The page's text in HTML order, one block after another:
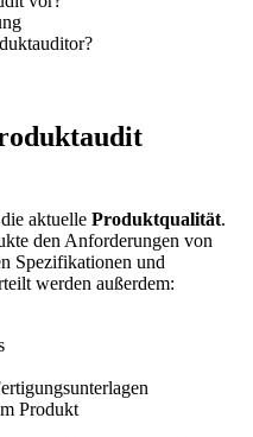
aktuelle Produktqualität.
den Anforderungen von
Spezifikationen und
werden außerdem:
Produkt